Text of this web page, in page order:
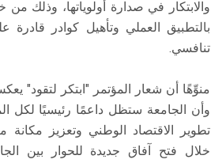
والابتكار في صدارة أولوياتها، وذلك
بالتطبيق العملي وتأهيل كوادر قادرة
تنافسي.
منوِّهًا أن شعار المؤتمر "ابتكر لتقود"
وأن الجامعة ستظل داعمًا رئيسيًا لكل
تطوير الاقتصاد الوطني وتعزيز مكانة
خلال فتح آفاق جديدة للحوار بين